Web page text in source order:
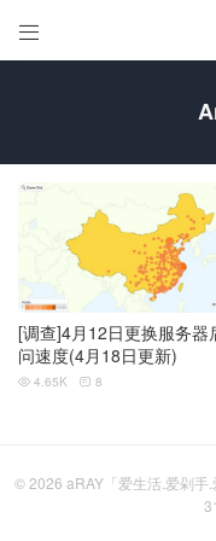

[调查]4月12日更换服务器
问速度(4月18日更新)
 4.65K  8
© 2026 aRAY「爱生活.爱剁手.